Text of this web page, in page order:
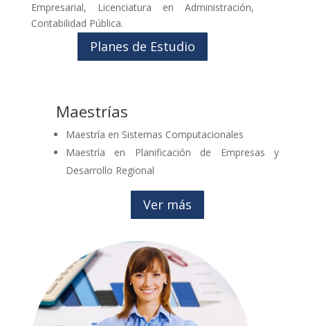
Empresarial, Licenciatura en Administración,
Contabilidad Pública.
Planes de Estudio
Maestrías
Maestría en Sistemas Computacionales
Maestría en Planificación de Empresas y
Desarrollo Regional
Ver más